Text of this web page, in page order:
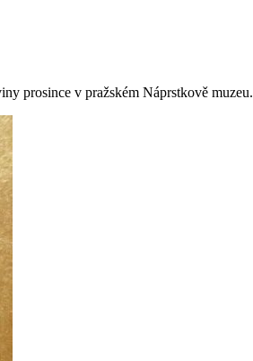
prosince v pražském Náprstkově muzeu.